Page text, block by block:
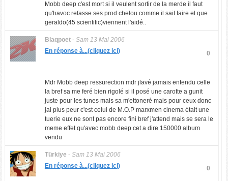
Mobb deep c'est mort si il veulent sortir de la merde il faut
qu'havoc refasse ses prod chelou comme il sait faire et que
geraldo(45 scientific)viennent l'aidé..
Blaqpoet- Sam 13 Mai 2006
0
En réponse à...(cliquez ici)
Mdr Mobb deep ressurection mdr jlavé jamais entendu celle
la bref sa me feré bien rigolé si il posé une carotte a gunit
juste pour les tunes mais sa m'ettoneré mais pour ceux donc
jai plus peur c'est celui de M.O.P marxmen cinema était une
tuerie eux ne sont pas encore fini bref j'attend mais se sera le
meme effet qu'avec mobb deep cet a dire 150000 album
vendu
Türkiye - Sam 13 Mai 2006
0
En réponse à...(cliquez ici)